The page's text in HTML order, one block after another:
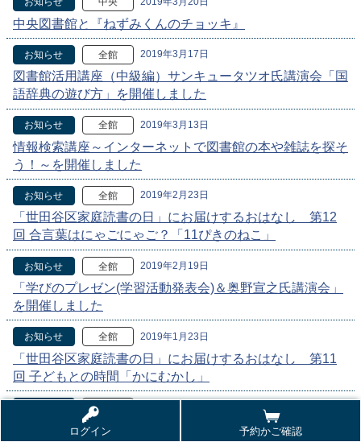
ログイン 予約かご確認
中央図書館と『ねずみくんのチョッキ』
お知らせ 全館 2019年3月17日
図書館活用講座（中級編）サンキュータツオ氏講演会「国
語辞典の遊び方」を開催しました
お知らせ 全館 2019年3月13日
情報検索講座～インターネットで図書館の本や雑誌を探そ
う！～を開催しました
お知らせ 全館 2019年2月23日
「世田谷区家庭読書の日」にお届けするおはなし 第12
回 合言葉はにゃごにゃご？「11ぴきのねこ」
お知らせ 全館 2019年2月19日
「学びのプレゼン(学習活動発表会)＆奥野宣之氏講演会」
を開催しました
お知らせ 全館 2019年1月23日
「世田谷区家庭読書の日」にお届けするおはなし 第11
回 子どもとの時間「かにむかし」
全館
「世田谷区家庭読書の日」にお届けするおはなし 第10